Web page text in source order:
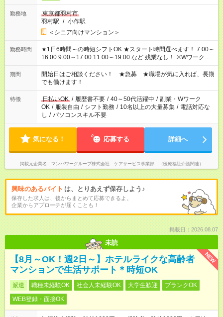
勤務地
東京都羽村市
羽村駅 / 小作駅
＜シニア向けマンション＞
勤務時間
★1日6時間～の時短シフトOK ★スタート時間選べます！ 7:00～
16:00 9:00～17:00 11:00～19:00 など 残業なし！ ※Wワークの
場合、他のお仕事と合わせ週40時間超の就業はご案内できませ
ん ※法令に基づき、週20時間以上勤務は社会保険への加入対象
となります ※労働者派遣法（日雇い派遣の原則禁止）により、
短時間・短期間の就業はご案内が難しい場合があります
期間
開始日はご相談ください！ ★急募 ★職場が気に入れば、長期
でも働けます！
特徴 日払いOK / 履歴書不要 / 40～50代活躍中 / 副業・Wワーク
OK / 服装自由 / シフト勤務 / 10名以上の大量募集 / 電話対応な
し / パソコンスキル不要
気になる！ 応募する 詳細へ
掲載元企業名 マンパワーグループ株式会社 ケアサービス事業部 （医療福祉介護関連）
興味のあるバイト は、とりあえず保存しよう♪
保存した求人は、後からまとめて応募できるよ。
企業からアプローチが届くことも！
掲載日：2026.08.07
未読
NEW
【8月～OK！週2日～】ホテルライクな高齢者
マンションで生活サポート＊時短OK
派遣 職種未経験OK 社会人未経験OK 大学生歓迎
ブランクOK
WEB登録・面接OK